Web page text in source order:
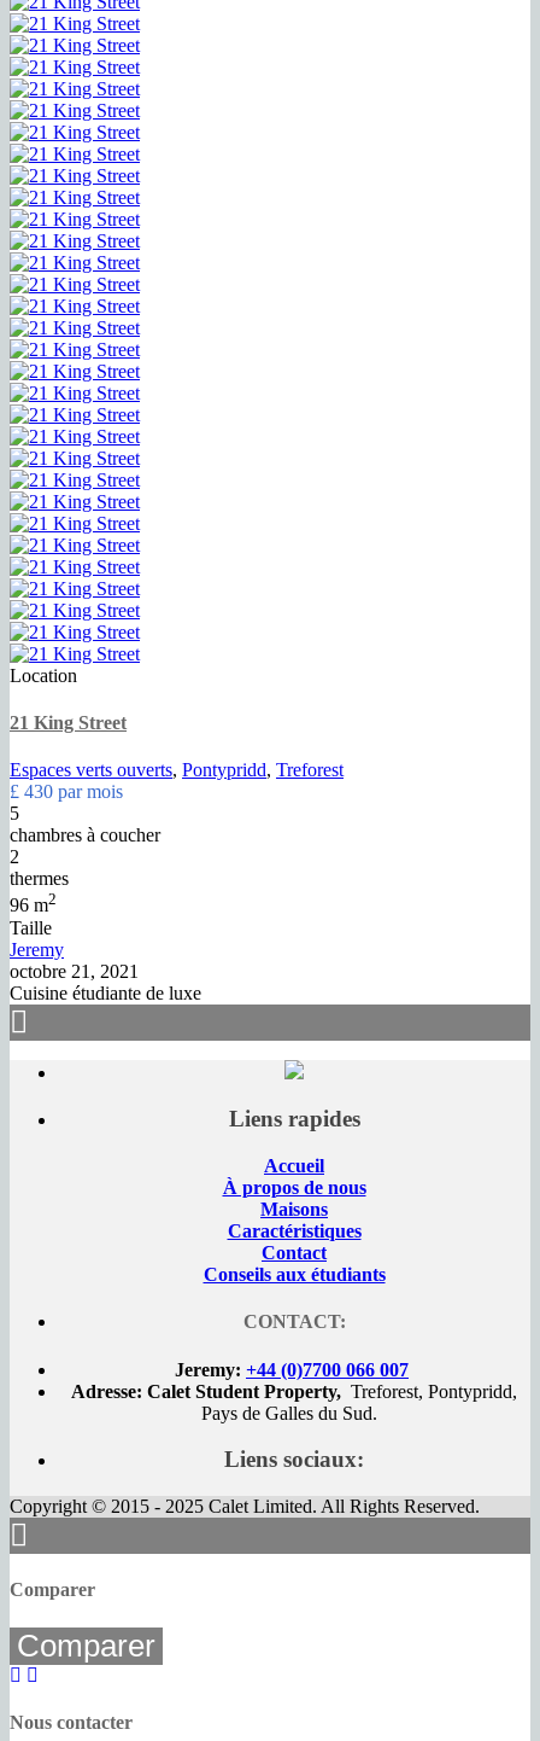
Location
21 King Street
Espaces verts ouverts, Pontypridd, Treforest
£ 430 par mois
5
chambres à coucher
2
thermes
96 m2
Taille
Jeremy
octobre 21, 2021
Cuisine étudiante de luxe
Liens rapides
Accueil
À propos de nous
Maisons
Caractéristiques
Contact
Conseils aux étudiants
CONTACT:
Jeremy: +44 (0)7700 066 007
Adresse: Calet Student Property, Treforest, Pontypridd,
Pays de Galles du Sud.
Liens sociaux:
Copyright © 2015 - 2025 Calet Limited. All Rights Reserved.
Comparer
Comparer
Nous contacter